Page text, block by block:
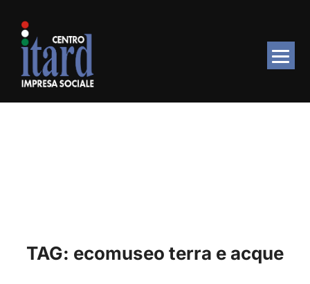
contenuto
TAG: ecomuseo terra e acque